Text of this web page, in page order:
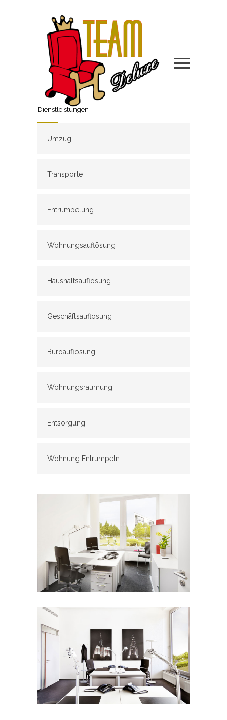
Dienstleistungen
Umzug
Transporte
Entrümpelung
Wohnungsauflösung
Haushaltsauflösung
Geschäftsauflösung
Büroauflösung
Wohnungsräumung
Entsorgung
Wohnung Entrümpeln